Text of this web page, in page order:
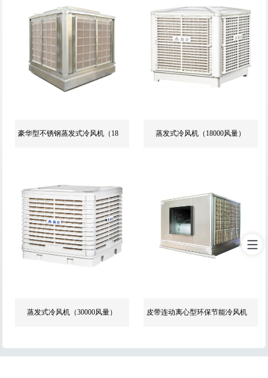
豪华型不锈钢蒸发式冷风机（18000风量) 蒸发式冷风机（18000风量）
蒸发式冷风机（30000风量）